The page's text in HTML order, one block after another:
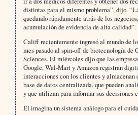
distintas para el mismo problema”, dijo.
quedando rápidamente atrás de los
acumulación de evidencia de alta calidad”.
Califf recientemente ingresó al mundo de
mes pasado al spin-off de biotecnología de
Sciences. El miércoles dijo que las
Google, Wal-Mart y Amazon registran
interacciones con los clientes y almacenan
base de datos centralizada, que pueden
y que utilizan para informar sus decisiones
Él imagina un sistema análogo para el